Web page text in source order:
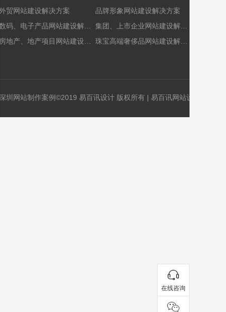
贸网站建设解决方案
品牌形象网站建设解决方案
圳网站制作案例©2019 易百讯设计 版权所有 |易百讯网站设计
在线咨询